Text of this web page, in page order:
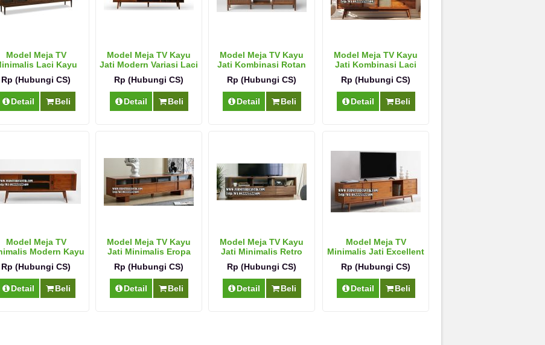
Model Meja TV
Laci Kayu
Rp (Hubungi CS)
Detail Beli
Model Meja TV Kayu
Jati Modern Variasi Laci
Rp (Hubungi CS)
Detail Beli
Model Meja TV Kayu
Jati Kombinasi Rotan
Rp (Hubungi CS)
Detail Beli
Model Meja TV Kayu
Jati Kombinasi Laci
Rp (Hubungi CS)
Detail Beli
Model Meja TV
Modern Kayu
Rp (Hubungi CS)
Detail Beli
Model Meja TV Kayu
Jati Minimalis Eropa
Rp (Hubungi CS)
Detail Beli
Model Meja TV Kayu
Jati Minimalis Retro
Rp (Hubungi CS)
Detail Beli
Model Meja TV
Minimalis Jati Excellent
Rp (Hubungi CS)
Detail Beli